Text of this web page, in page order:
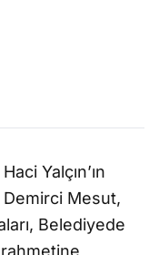
Yalçın’ın
Demirci Mesut,
Belediyede
rahmetine